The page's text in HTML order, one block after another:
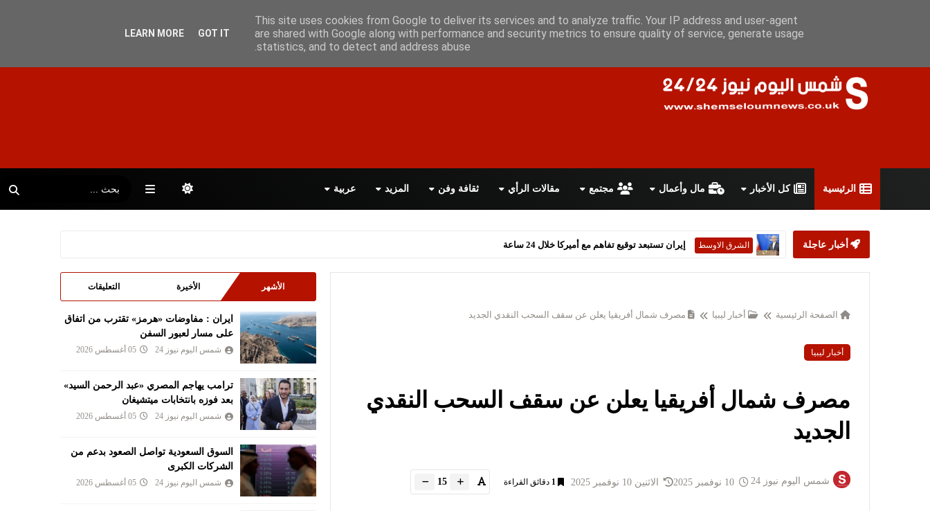
سياسة الخصوصية اتفاقية الاستخدام أعلن معانا اتصل بنا اقرأ الصحيفة PDF
الرئيسية كل الأخبار مال وأعمال مجتمع مقالات الرأي ثقافة وفن المزيد عربية
أخبار عاجلة الشرق الاوسط إيران تستبعد توقيع تفاهم مع أميركا خلال 24 ساعة
الصفحة الرئيسية أخبار ليبيا مصرف شمال أفريقيا يعلن عن سقف السحب النقدي الجديد
أخبار ليبيا
مصرف شمال أفريقيا يعلن عن سقف السحب النقدي
الجديد
شمس اليوم نيوز 24 الاثنين 10 نوفمبر 2025 1 دقائق القراءة 15
الأشهر الأخيرة التعليقات
ايران : مفاوضات «هرمز» تقترب من اتفاق
على مسار لعبور السفن
شمس اليوم نيوز 24 05 أغسطس 2026
ترامب يهاجم المصري «عبد الرحمن السيد»
بعد فوزه بانتخابات ميتشيغان
شمس اليوم نيوز 24 05 أغسطس 2026
السوق السعودية تواصل الصعود بدعم من
الشركات الكبرى
شمس اليوم نيوز 24 05 أغسطس 2026
This site uses cookies from Google to deliver its services and to analyze traffic. Your IP address and user-agent
are shared with Google along with performance and security metrics to ensure quality of service, generate usage
statistics, and to detect and address abuse.
LEARN MORE GOT IT